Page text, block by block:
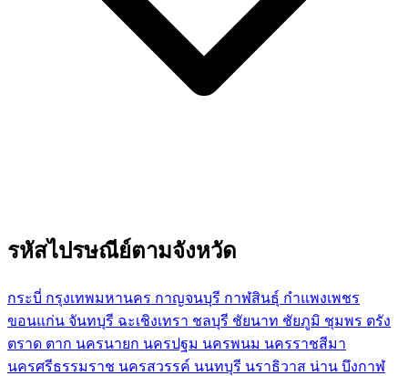
รหัสไปรษณีย์ตามจังหวัด
กระบี่ กรุงเทพมหานคร กาญจนบุรี กาฬสินธุ์ กำแพงเพชร
ขอนแก่น จันทบุรี ฉะเชิงเทรา ชลบุรี ชัยนาท ชัยภูมิ ชุมพร ตรัง
ตราด ตาก นครนายก นครปฐม นครพนม นครราชสีมา
นครศรีธรรมราช นครสวรรค์ นนทบุรี นราธิวาส น่าน บึงกาฬ